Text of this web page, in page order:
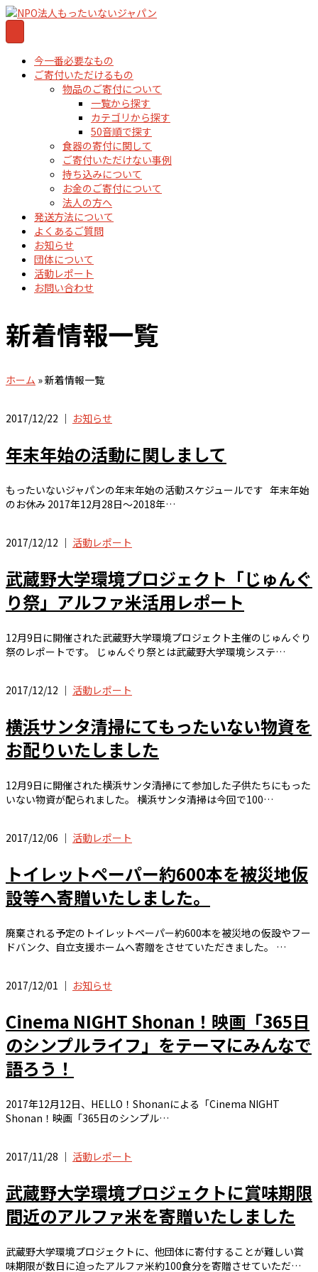
今一番必要なもの
ご寄付いただけるもの
物品のご寄付について
一覧から探す
カテゴリから探す
50音順で探す
食器の寄付に関して
ご寄付いただけない事例
持ち込みについて
お金のご寄付について
法人の方へ
発送方法について
よくあるご質問
お知らせ
団体について
活動レポート
お問い合わせ
新着情報一覧
ホーム »新着情報一覧
2017/12/22 ｜ お知らせ
年末年始の活動に関しまして
もったいないジャパンの年末年始の活動スケジュールです 年末年始
のお休み 2017年12月28日～2018年…
2017/12/12 ｜ 活動レポート
武蔵野大学環境プロジェクト「じゅんぐ
り祭」アルファ米活用レポート
12月9日に開催された武蔵野大学環境プロジェクト主催のじゅんぐり
祭のレポートです。 じゅんぐり祭とは武蔵野大学環境システ…
2017/12/12 ｜ 活動レポート
横浜サンタ清掃にてもったいない物資を
お配りいたしました
12月9日に開催された横浜サンタ清掃にて参加した子供たちにもった
いない物資が配られました。 横浜サンタ清掃は今回で100…
2017/12/06 ｜ 活動レポート
トイレットペーパー約600本を被災地仮
設等へ寄贈いたしました。
廃棄される予定のトイレットペーパー約600本を被災地の仮設やフー
ドバンク、自立支援ホームへ寄贈をさせていただきました。 …
2017/12/01 ｜ お知らせ
Cinema NIGHT Shonan！映画「365日
のシンプルライフ」をテーマにみんなで
語ろう！
2017年12月12日、HELLO！Shonanによる「Cinema NIGHT
Shonan！映画「365日のシンプル…
2017/11/28 ｜ 活動レポート
武蔵野大学環境プロジェクトに賞味期限
間近のアルファ米を寄贈いたしました
武蔵野大学環境プロジェクトに、他団体に寄付することが難しい賞
味期限が数日に迫ったアルファ米約100食分を寄贈させていただ…